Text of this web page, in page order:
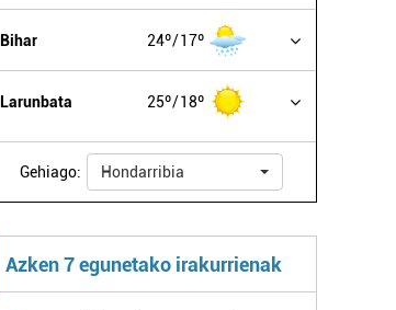
Bihar 24º 17º
Larunbata 25º 18º
Gehiago: Hondarribia
Azken 7 egunetako irakurrienak